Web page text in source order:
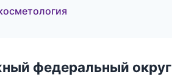
федеральный округ